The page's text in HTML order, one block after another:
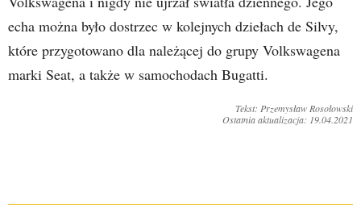
echa można było dostrzec w kolejnych dziełach de Silvy,
które przygotowano dla należącej do grupy Volkswagena
marki Seat, a także w samochodach Bugatti.
Tekst: Przemysław Rosołowski
Ostatnia aktualizacja: 19.04.2021